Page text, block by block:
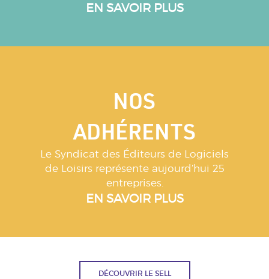
EN SAVOIR PLUS
NOS
ADHÉRENTS
Le Syndicat des Éditeurs de Logiciels
de Loisirs représente aujourd’hui 25
entreprises.
EN SAVOIR PLUS
DÉCOUVRIR LE SELL